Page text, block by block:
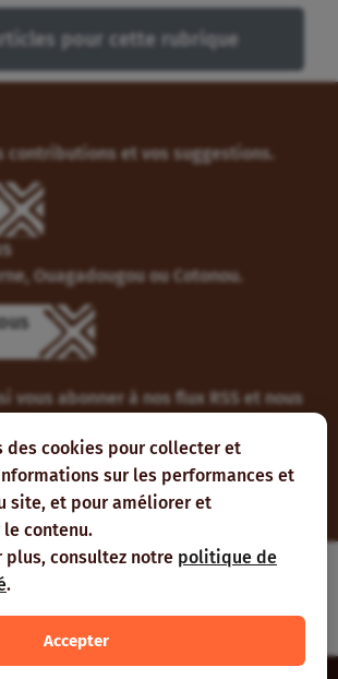
des cookies pour collecter et
sur les performances et
site, et pour améliorer et
contenu.
plus, consultez notre politique de
.
Accepter
pour cette rubrique
contributions et vos suggestions.
Ouagadougou ou Cotonou.
vous abonner à nos flux RSS et nous
sociaux.
le soutien de l’Agence